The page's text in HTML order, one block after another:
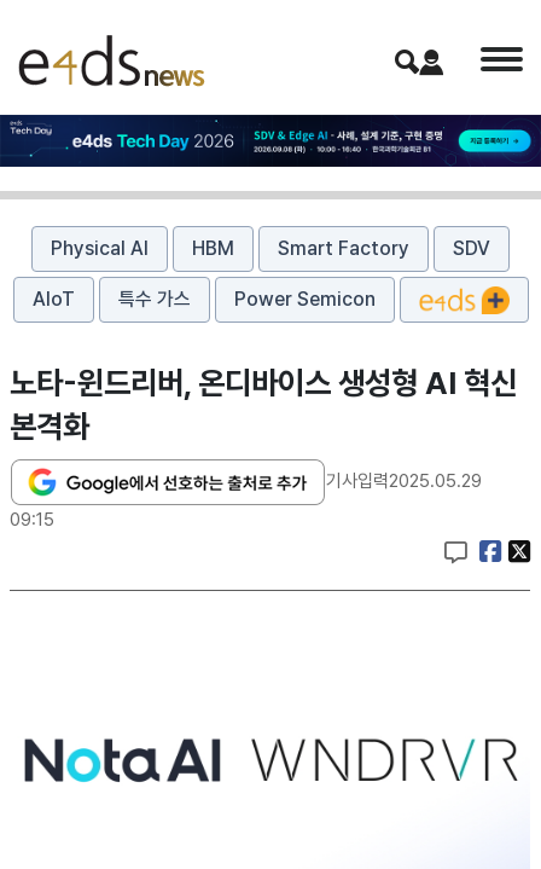
Physical AI HBM Smart Factory SDV
AIoT 특수 가스 Power Semicon
노타-윈드리버, 온디바이스 생성형 AI 혁신
본격화
기사입력2025.05.29
09:15